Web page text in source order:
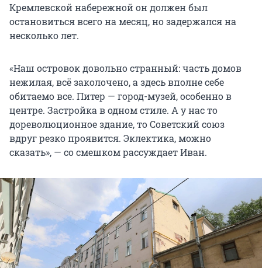
Кремлевской набережной он должен был
остановиться всего на месяц, но задержался на
несколько лет.
«Наш островок довольно странный: часть домов
нежилая, всё заколочено, а здесь вполне себе
обитаемо все. Питер — город-музей, особенно в
центре. Застройка в одном стиле. А у нас то
дореволюционное здание, то Советский союз
вдруг резко проявится. Эклектика, можно
сказать», — со смешком рассуждает Иван.